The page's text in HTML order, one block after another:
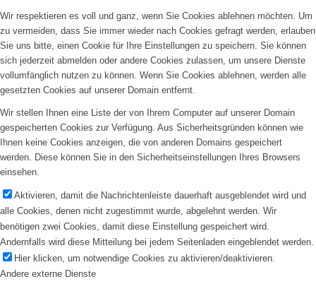
Wir respektieren es voll und ganz, wenn Sie Cookies ablehnen möchten. Um
zu vermeiden, dass Sie immer wieder nach Cookies gefragt werden, erlauben
Sie uns bitte, einen Cookie für Ihre Einstellungen zu speichern. Sie können
sich jederzeit abmelden oder andere Cookies zulassen, um unsere Dienste
vollumfänglich nutzen zu können. Wenn Sie Cookies ablehnen, werden alle
gesetzten Cookies auf unserer Domain entfernt.
Wir stellen Ihnen eine Liste der von Ihrem Computer auf unserer Domain
gespeicherten Cookies zur Verfügung. Aus Sicherheitsgründen können wie
Ihnen keine Cookies anzeigen, die von anderen Domains gespeichert
werden. Diese können Sie in den Sicherheitseinstellungen Ihres Browsers
einsehen.
Aktivieren, damit die Nachrichtenleiste dauerhaft ausgeblendet wird und
alle Cookies, denen nicht zugestimmt wurde, abgelehnt werden. Wir
benötigen zwei Cookies, damit diese Einstellung gespeichert wird.
Andernfalls wird diese Mitteilung bei jedem Seitenladen eingeblendet werden.
Hier klicken, um notwendige Cookies zu aktivieren/deaktivieren.
Andere externe Dienste